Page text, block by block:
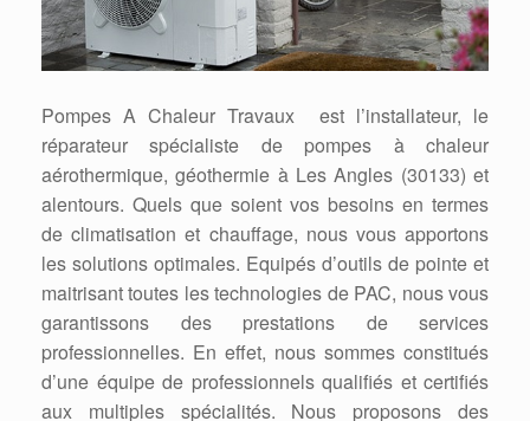
Pompes A Chaleur Travaux est l’installateur, le
réparateur spécialiste de pompes à chaleur
aérothermique, géothermie à Les Angles (30133) et
alentours. Quels que soient vos besoins en termes
de climatisation et chauffage, nous vous apportons
les solutions optimales. Equipés d’outils de pointe et
maitrisant toutes les technologies de PAC, nous vous
garantissons des prestations de services
professionnelles. En effet, nous sommes constitués
d’une équipe de professionnels qualifiés et certifiés
aux multiples spécialités. Nous proposons des